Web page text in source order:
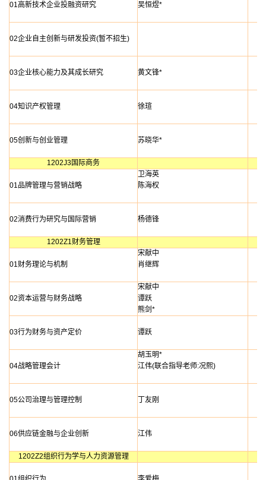
01高新技术企业投融资研究 吴恒煜*
02企业自主创新与研发投资(暂不招生)
03企业核心能力及其成长研究 黄文锋*
04知识产权管理 徐瑄
05创新与创业管理 苏晓华*
1202J3国际商务
01品牌管理与营销战略
卫海英
陈海权
02消费行为研究与国际营销 杨德锋
1202Z1财务管理
01财务理论与机制
宋献中
肖继辉
02资本运营与财务战略
宋献中
谭跃
熊剑*
03行为财务与资产定价 谭跃
04战略管理会计
胡玉明*
江伟(联合指导老师:况熙)
05公司治理与管理控制 丁友刚
06供应链金融与企业创新 江伟
1202Z2组织行为学与人力资源管理